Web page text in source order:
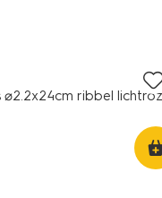
⌀2.2x24cm ribbel